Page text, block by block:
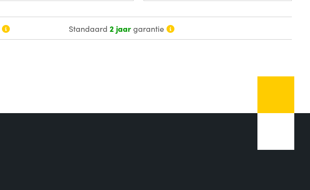
Standaard2 jaargarantie